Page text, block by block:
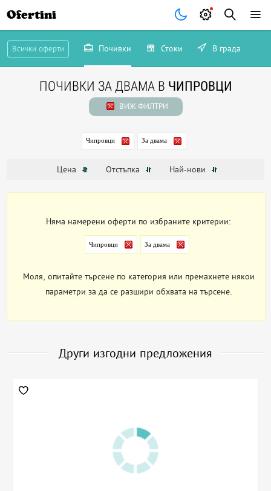
Ofertini
Всички оферти Почивки Стоки В града
ПОЧИВКИ ЗА ДВАМА В ЧИПРОВЦИ
ВИЖ ФИЛТРИ
Чипровци За двама
Цена Отстъпка Най-нови
Няма намерени оферти по избраните критерии:
Чипровци За двама
Моля, опитайте търсене по категория или премахнете някои
параметри за да се разшири обхвата на търсене.
Други изгодни предложения